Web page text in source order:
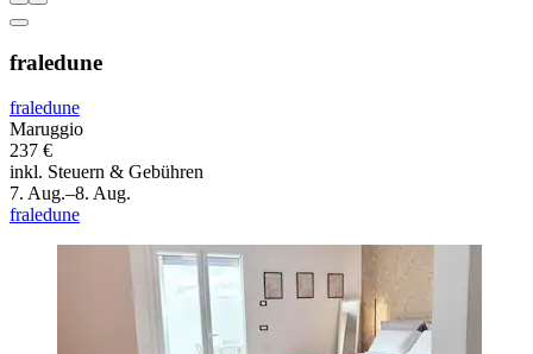
fraledune
fraledune
Maruggio
237 €
inkl. Steuern & Gebühren
7. Aug.–8. Aug.
fraledune